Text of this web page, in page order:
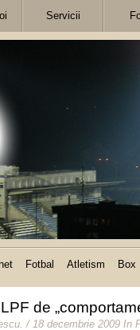
Servicii
Fotbal Atletism Box
de
. / 18 decembrie 2009 In